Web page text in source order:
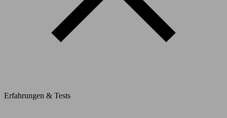
Erfahrungen & Tests